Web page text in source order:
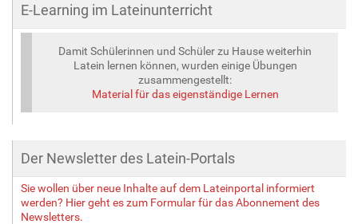
E-Learning im Lateinunterricht
Damit Schülerinnen und Schüler zu Hause weiterhin
Latein lernen können, wurden einige Übungen
zusammengestellt:
Material für das eigenständige Lernen
Der Newsletter des Latein-Portals
Sie wollen über neue Inhalte auf dem Lateinportal informiert
werden? Hier geht es zum Formular für das Abonnement des
Newsletters.